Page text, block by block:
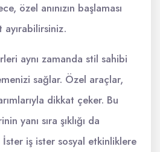
özel anınızın başlaması
aynı zamanda stil sahibi
sağlar. Özel araçlar,
dikkat çeker. Bu
yanı sıra şıklığı da
iş ister sosyal etkinliklere